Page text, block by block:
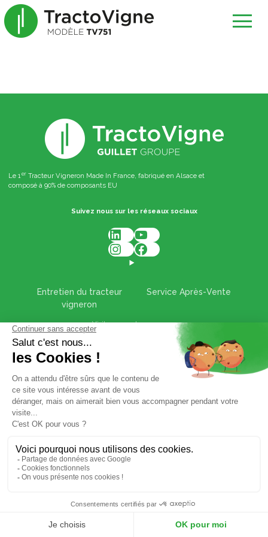
Le 1er Tracteur Vigneron Made In France, fabriqué en Alsace et
composé à 90% de composants EU
Suivez nous sur les réseaux sociaux
LinkedInYouTube
Instagram
Facebook
Entretien du tracteur
vigneron
Service Après-Vente
Visitez nos autres marques
Politique de confidentialité
+33 (0)3 88 48 21 60